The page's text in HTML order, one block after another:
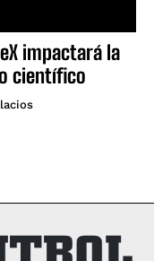
impactará la
científico